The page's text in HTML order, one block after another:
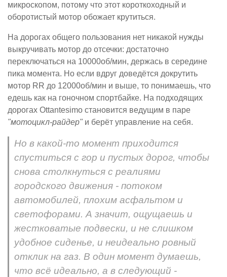
микроскопом, потому что этот короткоходный и
оборотистый мотор обожает крутиться.
На дорогах общего пользования нет никакой нужды
выкручивать мотор до отсечки: достаточно
переключаться на 10000об/мин, держась в середине
пика момента. Но если вдруг доведётся докрутить
мотор RR до 12000об/мин и выше, то понимаешь, что
едешь как на гоночном спортбайке. На подходящих
дорогах Ottantesimo становится ведущим в паре
"мотоцикл-райдер" и берёт управление на себя.
Но в какой-то момент приходится
спуститься с гор и пустых дорог, чтобы
снова столкнуться с реалиями
городского движения - потоком
автомобилей, плохим асфальтом и
светофорами. А значит, ощущаешь и
жестковатые подвески, и не слишком
удобное сиденье, и неидеально ровный
отклик на газ. В один момент думаешь,
что всё идеально, а в следующий -